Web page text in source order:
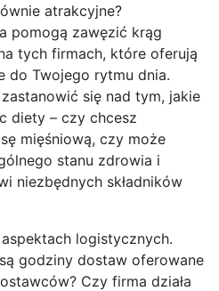
atrakcyjne?
pomogą zawęzić krąg
tych firmach, które oferują
do Twojego rytmu dnia.
się nad tym, jakie
diety – czy chcesz
mięśniową, czy może
stanu zdrowia i
niezbędnych składników
logistycznych.
godziny dostaw oferowane
Czy firma działa